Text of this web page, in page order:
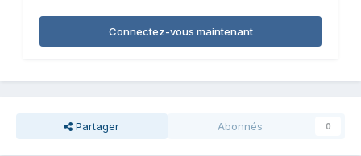
Connectez-vous maintenant
Partager Abonnés 0